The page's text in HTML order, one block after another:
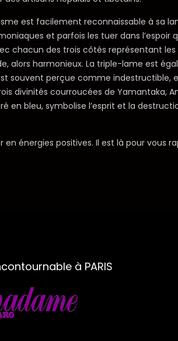
est facilement reconnaissable à sa
et parfois les tuer dans l’espoir
chacun des trois côtés représentant
alors harmonieux. La triple-lame est
souvent perçue comme indestructible,
divinités courroucées de Yamantaka,
bleu, symbolise l’esprit et la
énergies positives. Il est là pour vous
à PARIS